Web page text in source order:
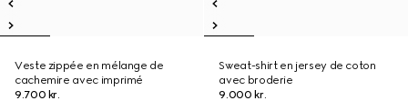
Veste zippée en mélange de
cachemire avec imprimé
9.700 kr.
Sweat-shirt en jersey de coton
avec broderie
9.000 kr.